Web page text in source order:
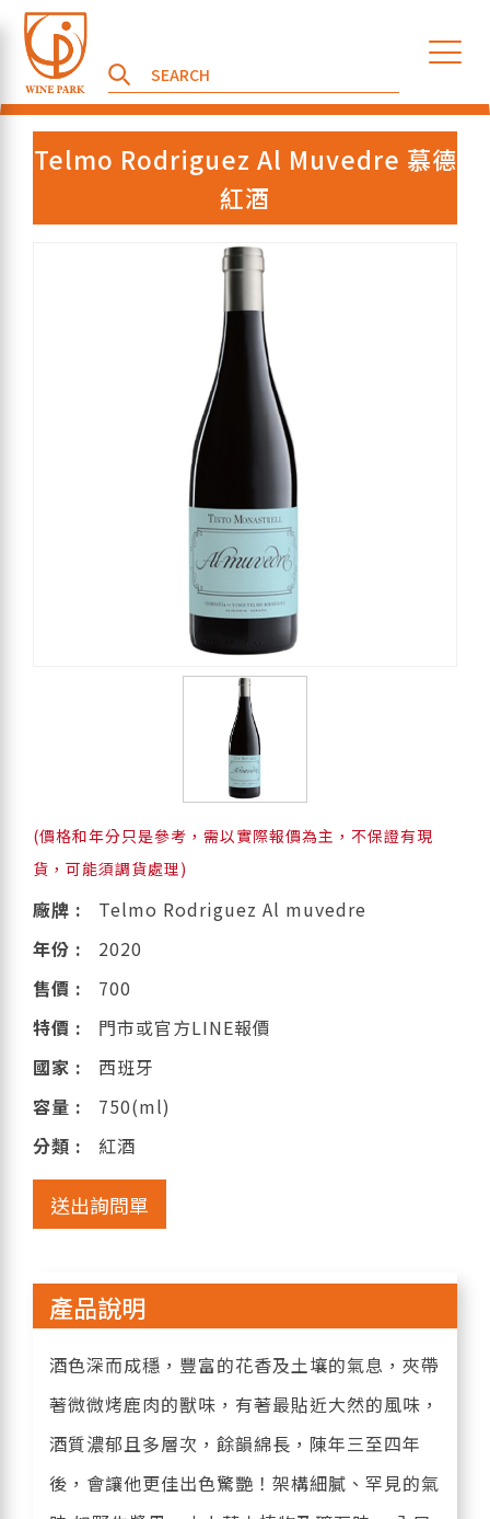
Telmo Rodriguez Al Muvedre 慕德
紅酒
(價格和年分只是參考，需以實際報價為主，不保證有現
貨，可能須調貨處理)
廠牌 :
Telmo Rodriguez Al muvedre
年份 :
2020
售價 :
700
特價 :
門市或官方LINE報價
國家 :
西班牙
容量 :
750(ml)
分類 :
紅酒
送出詢問單
產品說明
酒色深而成穩，豐富的花香及土壤的氣息，夾帶
著微微烤鹿肉的獸味，有著最貼近大然的風味，
酒質濃郁且多層次，餘韻綿長，陳年三至四年
後，會讓他更佳出色驚艷！架構細膩、罕見的氣